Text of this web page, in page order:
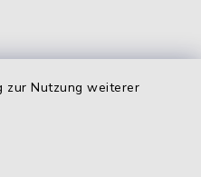
zur Nutzung weiterer